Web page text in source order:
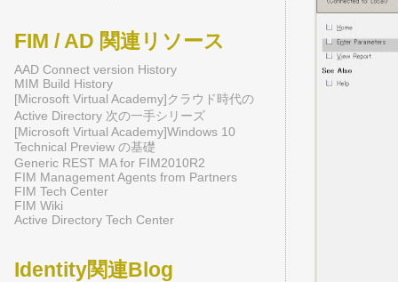
FIM / AD 関連リソース
AAD Connect version History
MIM Build History
[Microsoft Virtual Academy]クラウド時代の
Active Directory 次の一手シリーズ
[Microsoft Virtual Academy]Windows 10
Technical Preview の基礎
Generic REST MA for FIM2010R2
FIM Management Agents from Partners
FIM Tech Center
FIM Wiki
Active Directory Tech Center
Identity関連Blog